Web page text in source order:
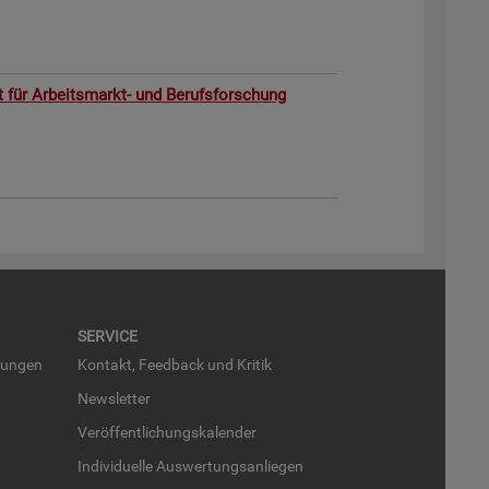
Ar­beits­markt- und Be­rufs­for­schung
SER­VICE
Kon­takt, Feed­back und Kri­tik
News­let­ter
Ver­öf­fent­li­chungs­ka­len­der
In­di­vi­du­el­le Aus­wer­tungs­an­lie­gen